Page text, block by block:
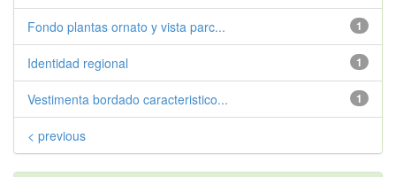
1
Fondo plantas ornato y vista parc...
1
Identidad regional
1
Vestimenta bordado caracteristico...
< previous